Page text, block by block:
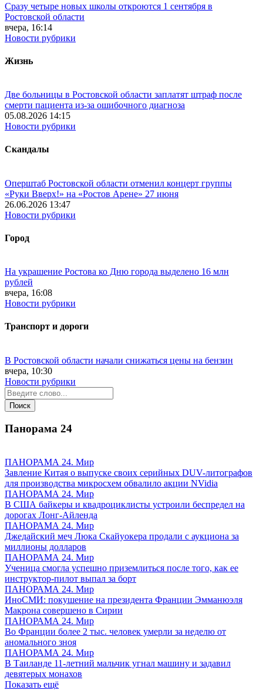
Сразу четыре новых школы откроются 1 сентября в
Ростовской области
вчера, 16:14
Новости рубрики
Жизнь
Две больницы в Ростовской области заплатят штраф после
смерти пациента из-за ошибочного диагноза
05.08.2026 14:15
Новости рубрики
Скандалы
Оперштаб Ростовской области отменил концерт группы
«Руки Вверх!» на «Ростов Арене» 27 июня
26.06.2026 13:47
Новости рубрики
Город
На украшение Ростова ко Дню города выделено 16 млн
рублей
вчера, 16:08
Новости рубрики
Транспорт и дороги
В Ростовской области начали снижаться цены на бензин
вчера, 10:30
Новости рубрики
Панорама 24
ПАНОРАМА 24. Мир
Завление Китая о выпуске своих серийных DUV-литографов
для производства микросхем обвалило акции NVidia
ПАНОРАМА 24. Мир
В США байкеры и квадроциклисты устроили беспредел на
дорогах Лонг-Айленда
ПАНОРАМА 24. Мир
Джедайский меч Люка Скайуокера продали с аукциона за
миллионы долларов
ПАНОРАМА 24. Мир
Ученица смогла успешно приземлиться после того, как ее
инструктор-пилот выпал за борт
ПАНОРАМА 24. Мир
ИноСМИ: покушение на президента Франции Эмманюэля
Макрона совершено в Сирии
ПАНОРАМА 24. Мир
Во Франции более 2 тыс. человек умерли за неделю от
аномального зноя
ПАНОРАМА 24. Мир
В Таиланде 11-летний мальчик угнал машину и задавил
девятерых монахов
Показать ещё